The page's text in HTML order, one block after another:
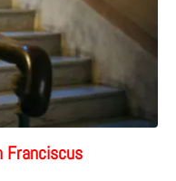
Franciscus